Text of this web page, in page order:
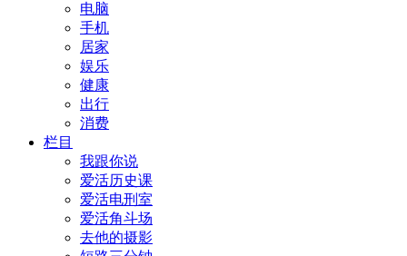
电脑
手机
居家
娱乐
健康
出行
消费
栏目
我跟你说
爱活历史课
爱活电刑室
爱活角斗场
去他的摄影